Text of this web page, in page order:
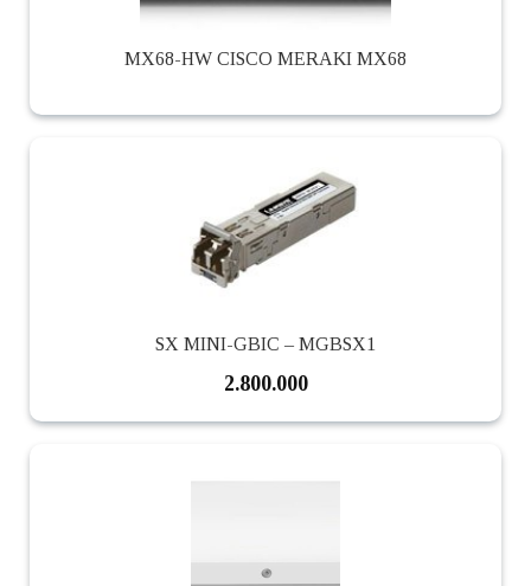
MX68-HW CISCO MERAKI MX68
SX MINI-GBIC – MGBSX1
2.800.000